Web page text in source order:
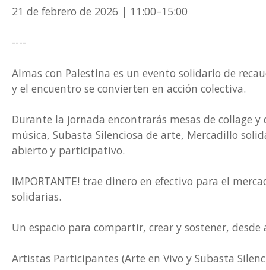
21 de febrero de 2026 | 11:00–15:00
----
Almas con Palestina es un evento solidario de
y el encuentro se convierten en acción colectiva.
Durante la jornada encontrarás mesas de collage
música, Subasta Silenciosa de arte, Mercadillo
abierto y participativo.
IMPORTANTE! trae dinero en efectivo para el
solidarias.
Un espacio para compartir, crear y sostener,
Artistas Participantes (Arte en Vivo y Subasta